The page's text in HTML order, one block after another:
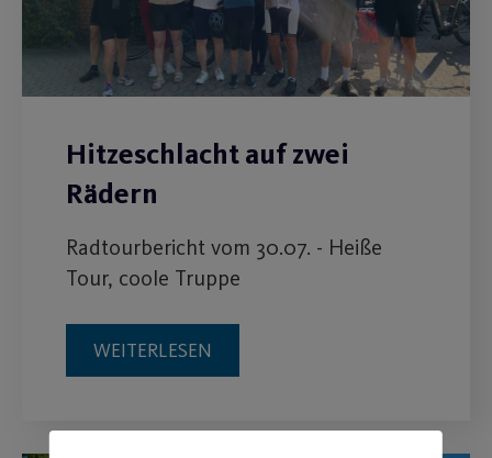
Hitzeschlacht auf zwei
Rädern
Radtourbericht vom 30.07. - Heiße
Tour, coole Truppe
WEITERLESEN